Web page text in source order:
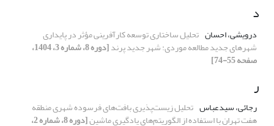
د
درویشی، احسان تحلیل ساختاری توسعه کارآفرینی مؤثر در پایداری
شهرهای جدید مطالعه موردی: شهر جدید پرند [دوره 8، شماره 3، 1404،
صفحه 55-74]
ر
رجائی، سیدعباس تحلیل زیست‌پذیری بافت‌های فرسوده شهری منطقه
هفت تهران با استفاده از الگوریتم‌های یادگیری ماشین [دوره 8، شماره 2،